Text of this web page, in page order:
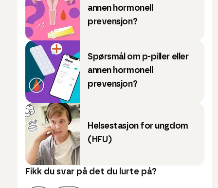
annen hormonell
prevensjon?
Spørsmål om p-piller eller
annen hormonell
prevensjon?
Helsestasjon for ungdom
(HFU)
Fikk du svar på det du lurte på?